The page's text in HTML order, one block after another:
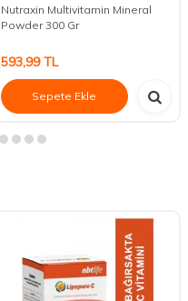
Nutraxin Multivitamin Mineral
Powder 300 Gr
593,99TL
Sepete Ekle